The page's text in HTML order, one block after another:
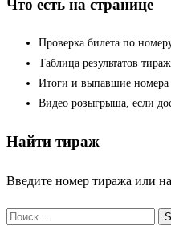
Что есть на странице
Проверка билета по
Таблица результатов
Итоги и выпавшие номера
Видео розыгрыша, если
Найти тираж
Введите номер тиража или